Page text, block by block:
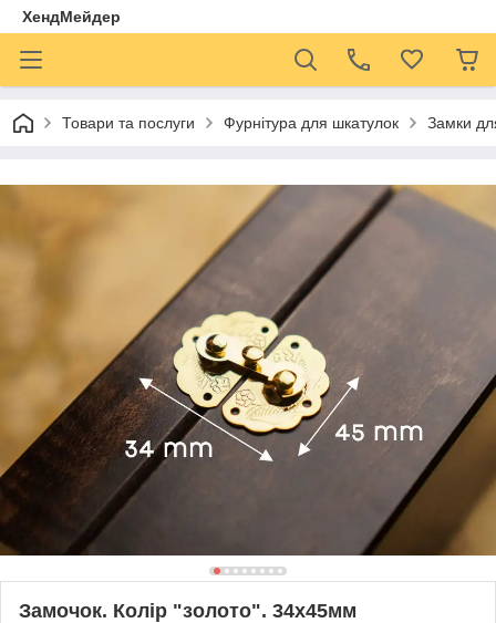
ХендМейдер
Товари та послуги Фурнітура для шкатулок Замки
Замочок. Колір "золото". 34х45мм